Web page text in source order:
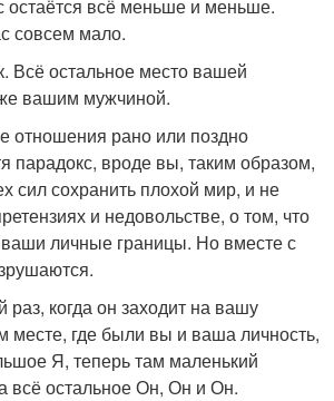
всё меньше и меньше.
совсем мало.
Всё остальное место вашей
вашим мужчиной.
отношения рано или поздно
парадокс, вроде вы, таким образом,
сил сохранить плохой мир, и не
и недовольстве, о том, что
личные границы. Но вместе с
когда он заходит на вашу
месте, где были вы и ваша личность,
Я, теперь там маленький
всё остальное Он, Он и Он.